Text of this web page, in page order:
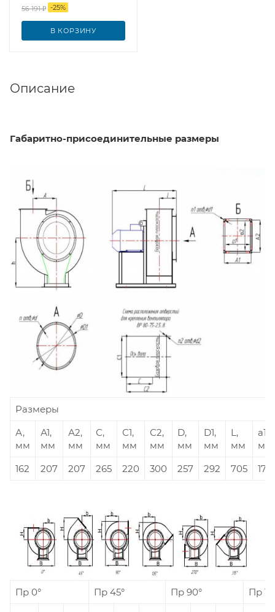
56 191₽ -25%
В КОРЗИНУ
Описание
Габаритно-присоединительные размеры
Размеры
А,
мм
А1,
мм
А2,
мм
С,
мм
С1,
мм
С2,
мм
D,
мм
D1,
мм
L,
мм
а1,
мм
162
207 207 265 220 300 257 292 705 175
Пр 0° Пр 45° Пр 90°
Пр